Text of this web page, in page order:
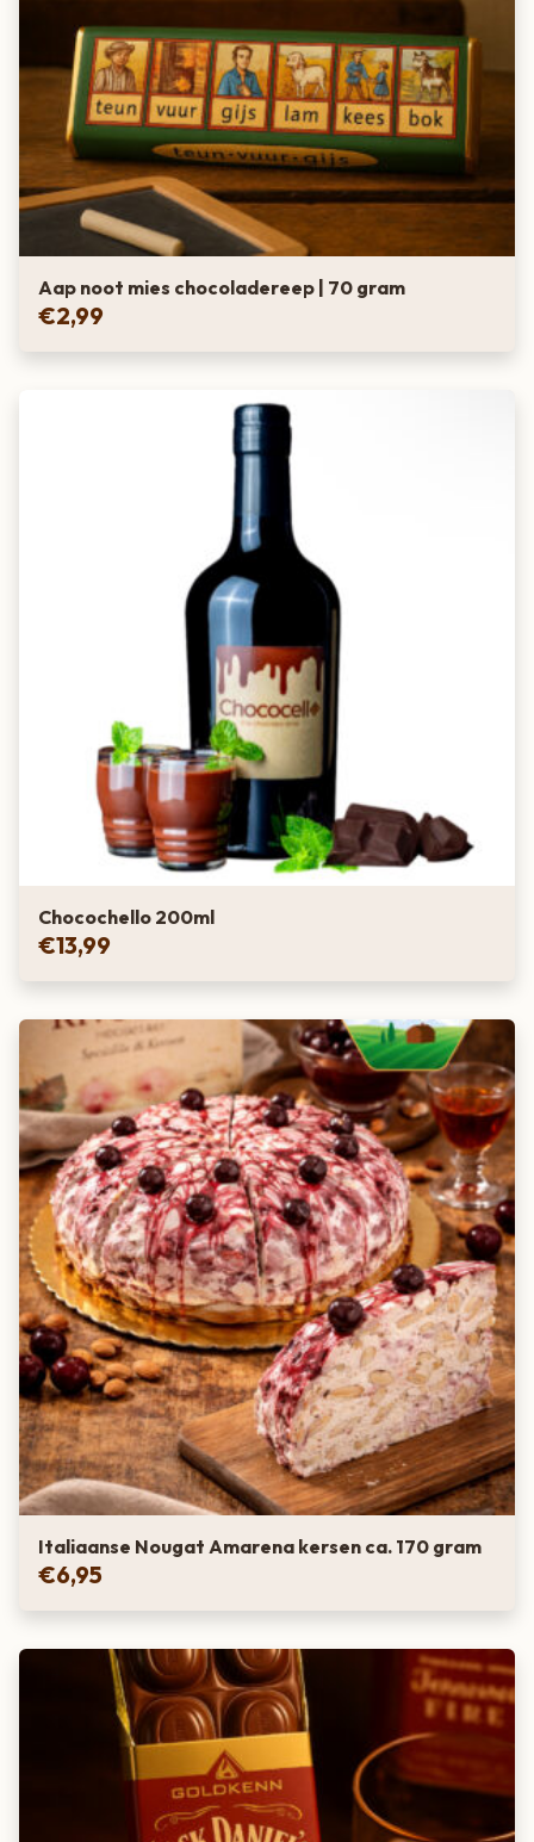
Aap noot mies chocoladereep | 70 gram
€2,99
Chocochello 200ml
€13,99
Italiaanse Nougat Amarena kersen ca. 170 gram
€6,95